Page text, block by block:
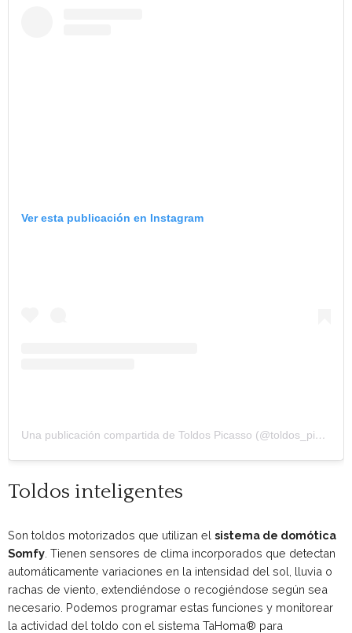
Ver esta publicación en Instagram
Una publicación compartida de Toldos Picasso (@toldos_picasso)
Toldos inteligentes
Son toldos motorizados que utilizan el sistema de domótica
Somfy . Tienen sensores de clima incorporados que detectan
automáticamente variaciones en la intensidad del sol, lluvia o
rachas de viento, extendiéndose o recogiéndose según sea
necesario. Podemos programar estas funciones y monitorear
la actividad del toldo con el sistema TaHoma® para